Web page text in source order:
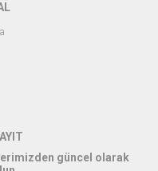
güncel olarak